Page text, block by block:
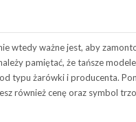
wtedy ważne jest, aby
pamiętać, że tańsze
typu żarówki i producenta.
cenę oraz symbol